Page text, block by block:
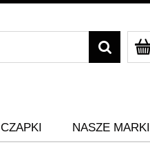
CZAPKI NASZE MARKI